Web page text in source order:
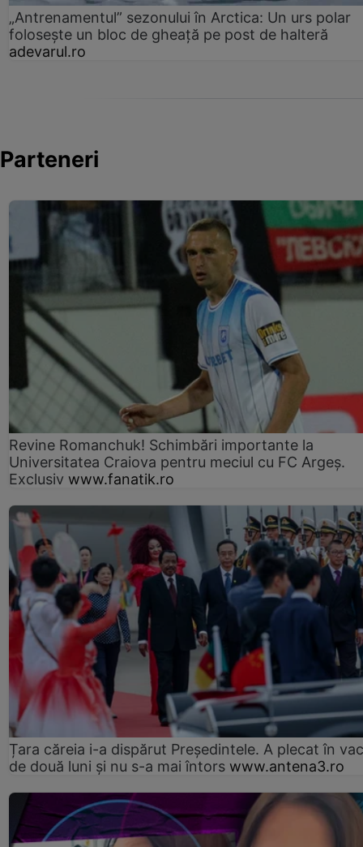
„Antrenamentul” sezonului în Arctica: Un urs polar
folosește un bloc de gheață pe post de halteră
adevarul.ro
Parteneri
Revine Romanchuk! Schimbări importante la
Universitatea Craiova pentru meciul cu FC Argeş.
Exclusiv www.fanatik.ro
Țara căreia i-a dispărut Președintele. A plecat în
de două luni și nu s-a mai întors www.antena3.ro